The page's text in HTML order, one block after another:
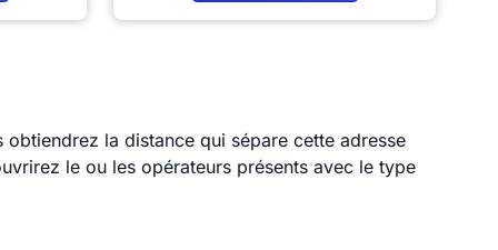
la distance qui sépare cette adresse
le ou les opérateurs présents avec le type